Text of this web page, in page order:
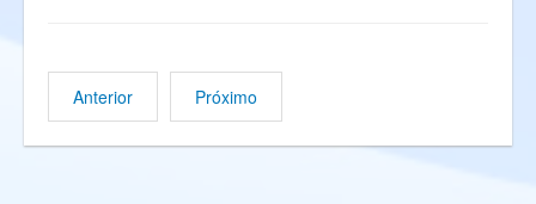
Anterior Próximo